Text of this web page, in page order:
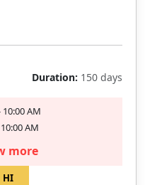
है। कॉन्सेप्ट को सरल तरीके से
Duration: 150 days
10:00 AM
AM
more
HI